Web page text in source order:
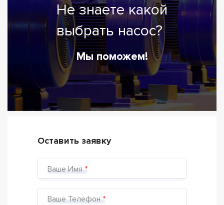
Не знаете какой
выбрать насос?
Мы поможем!
Оставить заявку
Ваше Имя
Ваше Телефон